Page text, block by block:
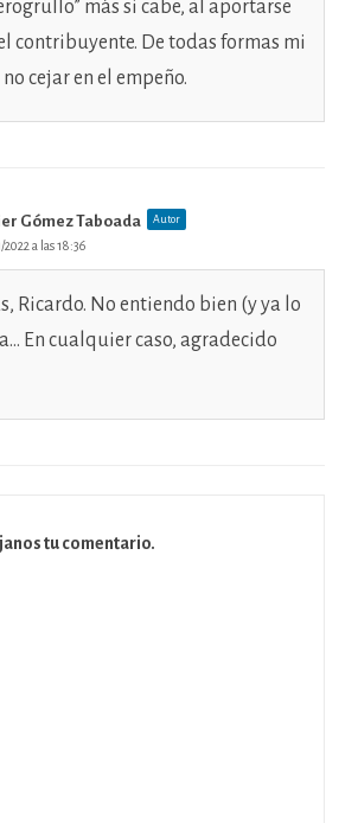
más si cabe, al aportarse
contribuyente. De todas formas mi
cejar en el empeño.
Gómez Taboada Autor
2022 a las 18:36
Ricardo. No entiendo bien (y ya lo
En cualquier caso, agradecido
tu comentario.